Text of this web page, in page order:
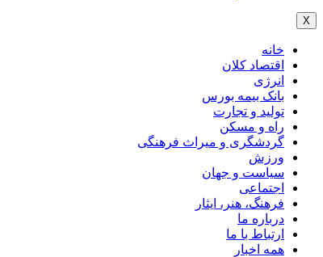
X
خانه
اقتصاد کلان
انرژی
بانک بیمه بورس
تولید و تجارت
راه و مسکن
گردشگری و میراث فرهنگی
ورزش
سیاست و جهان
اجتماعی
فرهنگ، هنر، ایثار
درباره ما
ارتباط با ما
همه اخبار